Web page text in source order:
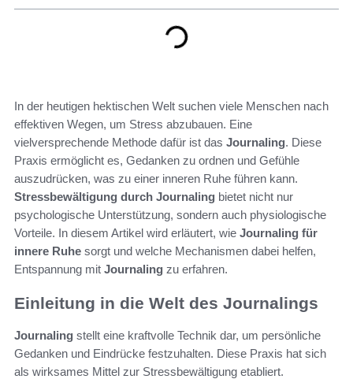
In der heutigen hektischen Welt suchen viele Menschen nach
effektiven Wegen, um Stress abzubauen. Eine
vielversprechende Methode dafür ist das Journaling. Diese
Praxis ermöglicht es, Gedanken zu ordnen und Gefühle
auszudrücken, was zu einer inneren Ruhe führen kann.
Stressbewältigung durch Journaling bietet nicht nur
psychologische Unterstützung, sondern auch physiologische
Vorteile. In diesem Artikel wird erläutert, wie Journaling für
innere Ruhe sorgt und welche Mechanismen dabei helfen,
Entspannung mit Journaling zu erfahren.
Einleitung in die Welt des Journalings
Journaling stellt eine kraftvolle Technik dar, um persönliche
Gedanken und Eindrücke festzuhalten. Diese Praxis hat sich
als wirksames Mittel zur Stressbewältigung etabliert.